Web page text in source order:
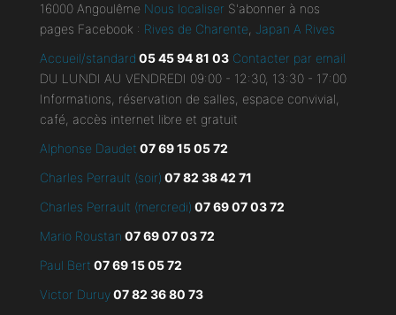
16000 Angoulême Nous localiser S'abonner à nos
pages Facebook : Rives de Charente, Japan A Rives
Accueil/standard 05 45 94 81 03 Contacter par email
DU LUNDI AU VENDREDI 09:00 - 12:30, 13:30 - 17:00
Informations, réservation de salles, espace convivial,
café, accès internet libre et gratuit
Alphonse Daudet 07 69 15 05 72
Charles Perrault (soir) 07 82 38 42 71
Charles Perrault (mercredi) 07 69 07 03 72
Mario Roustan 07 69 07 03 72
Paul Bert 07 69 15 05 72
Victor Duruy07 82 36 80 73